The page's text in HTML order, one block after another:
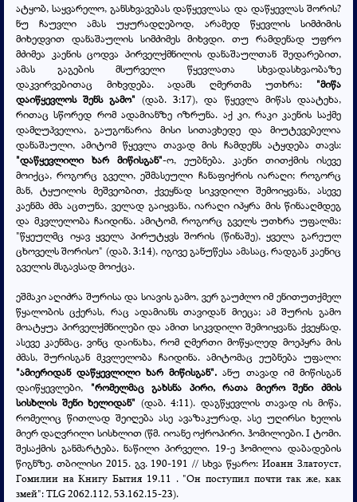
ატყობ, საყვარელო, განსხვავებას დაწყევლასა და დაწყევლას შორის?
ნუ ჩაუვლი ამას უყურადღებოდ, არამედ წყევლის სიმძიმის
მიხედვით დანაშაულის სიმძიმეს მიხვდი. თუ რამდენად უფრო
მძიმეა კაენის ცოდვა პირველქმნილის დანაშაულთან შედარებით,
ამას გაგების მსურველი წყევლათა სხვადასხვაობაზე
დაკვირვებითაც მიხვდება. ადამს ღმერთმა უთხრა: "მიწა
დაიწყევლოს შენს გამო" (დაბ. 3:17), და წყევლა მიწას დაატეხა,
რითაც სწორედ რომ ადამიანზე იზრუნა. აქ კი, რაკი კაენის საქმე
დამღუპველია, გაუგონარია მისი სითავხედე და მიუტევებელია
დანაშაული, ამიტომ წყევლა თავად მის ჩამდენს ატყდება თავს:
"დაწყევლილი ხარ მიწისგან"-ო, ეუბნება. კაენი თითქმის ისევე
მოიქცა, როგორც გველი, ეშმასეული ჩანაფიქრის იარაღი; როგორც
მან, ტყუილის მეშვეობით, ქვეყნად სიკვდილი შემოიყვანა, ასევე
კაენმა ძმა აცთუნა, ველად გაიყვანა, იარაღი იპყრა მის წინააღმდეგ
და მკვლელობა ჩაიდინა. ამიტომ, როგორც გველს უთხრა უფალმა:
"წყეულმც იყავ ყველა პირუტყვს შორის (წინაშე), ყველა გარეულ
ცხოველს შორისო" (დაბ. 3:14), იგივე განუწესა ამასაც, რადგან კაენიც
გველის მსგავსად მოიქცა.
ეშმაკი აღიძრა შურისა და სიავის გამო, ვერ გაუძლო იმ ენითუთქმელ
წყალობის ცქერას, რაც ადამიანს თავიდან მიეცა; ამ შურის გამო
მოატყუა პირველქმნილები და ამით სიკვდილი შემოიყვანა ქვეყნად.
ასევე კაენმაც, ვინც დაინახა, რომ ღმერთი მოწყალედ მოეპყრა მის
ძმას, შურისგან მკვლელობა ჩაიდინა. ამიტომაც ეუბნება უფალი:
"ამიერიდან დაწყევლილი ხარ მიწისგან". ანუ თავად იმ მიწისგან
დაიწყევლები, "რომელმაც გახსნა პირი, რათა მიერო შენი ძმის
სისხლის შენი ხელიდან" (დაბ. 4:11). დაგწყევლის თავად ის მიწა,
რომელიც წითლად შეიღება ასე ავაზაკურად, ასე უღირსი ხელის
მიერ დაღვრილი სისხლით (წმ. იოანე ოქროპირი. ჰომილიები. I ტომი.
შესაქმის განმარტება. ნაწილი პირველი. 19-ე ჰომილია დაბადების
წიგნზე. თბილისი 2015. გვ. 190-191 // სხვა წყარო: Иоанн Златоуст,
Гомилии на Книгу Бытия 19.11 . "Он поступил почти так же, как
змей": TLG 2062.112, 53.162.15-23).